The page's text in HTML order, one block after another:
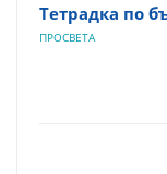
Тетрадка по
ПРОСВЕТА